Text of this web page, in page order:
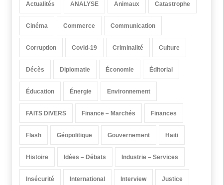
Actualités ANALYSE Animaux Catastrophe
Cinéma Commerce Communication
Corruption Covid-19 Criminalité Culture
Décès Diplomatie Économie Éditorial
Éducation Énergie Environnement
FAITS DIVERS Finance – Marchés Finances
Flash Géopolitique Gouvernement Haïti
Histoire Idées – Débats Industrie – Services
Insécurité International Interview Justice